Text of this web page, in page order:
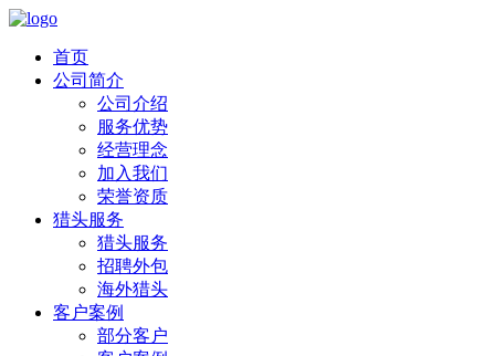
首页
公司简介
公司介绍
服务优势
经营理念
加入我们
荣誉资质
猎头服务
猎头服务
招聘外包
海外猎头
客户案例
部分客户